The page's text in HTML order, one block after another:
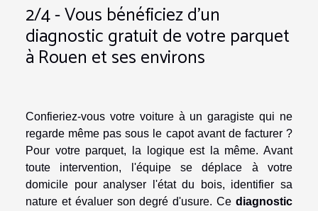
2/4 - Vous bénéficiez d'un
diagnostic gratuit de votre parquet
à Rouen et ses environs
Confieriez-vous votre voiture à un garagiste qui ne
regarde même pas sous le capot avant de facturer ?
Pour votre parquet, la logique est la même. Avant
toute intervention, l'équipe se déplace à votre
domicile pour analyser l'état du bois, identifier sa
nature et évaluer son degré d'usure. Ce diagnostic